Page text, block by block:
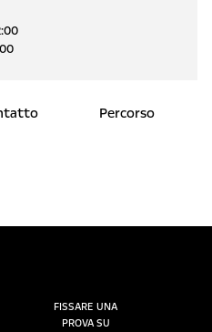
Percorso
FISSARE UNA
PROVA SU